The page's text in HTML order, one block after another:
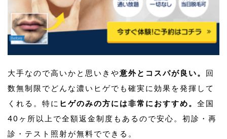
大手なので高いかと思いきや意外とコスパが良い。 回
数無制限でどんな濃いヒゲでも確実に効果を発揮して
くれる。特に ヒゲのみの方には非常におすすめ。 全国
40ヶ所以上で全額返金制度もあるので安心。初診・再
診・テスト照射が無料でできる。